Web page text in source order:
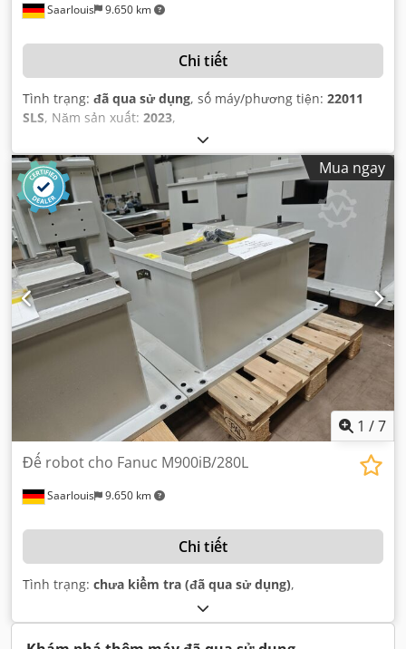
Saarlouis 9.650 km
Chi tiết
Tình trạng: đã qua sử dụng, số máy/phương tiện: 22011
SLS, Năm sản xuất: 2023,
Mua ngay
1 /7
Saarlouis 9.650 km
Đế robot cho Fanuc M900iB/280L
Chi tiết
Tình trạng: chưa kiểm tra (đã qua sử dụng),